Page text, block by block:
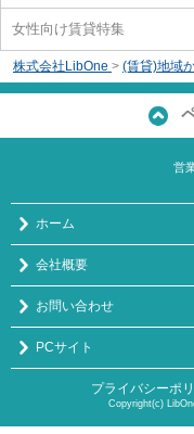
女性向け賃貸特集
株式会社LibOne > (賃貸)地域
営
ホーム
会社概要
お問い合わせ
PCサイト
プライバシーポ
Copyright(c)